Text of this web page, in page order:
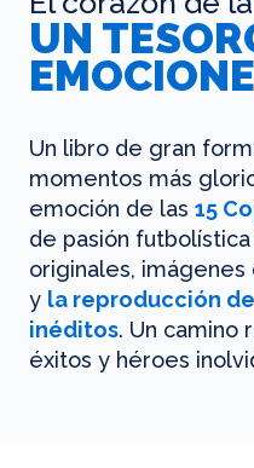
UN
Un libro de gran
momentos más
emoción de las 15
de pasión
originales,
y la reproducción
inéditos. Un camino
éxitos y héroes